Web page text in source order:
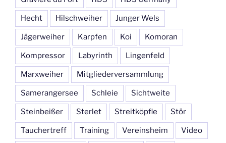
Hecht Hilschweiher Junger Wels
Jägerweiher Karpfen Koi Komoran
Kompressor Labyrinth Lingenfeld
Marxweiher Mitgliederversammlung
Samerangersee Schleie Sichtweite
Steinbeißer Sterlet Streitköpfle Stör
Tauchertreff Training Vereinsheim Video